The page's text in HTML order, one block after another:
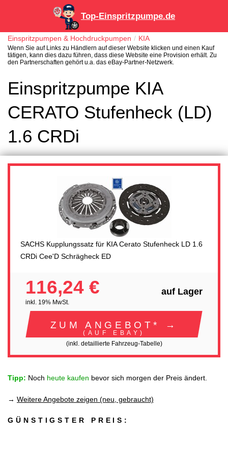
Top-Einspritzpumpe.de
Einspritzpumpen & Hochdruckpumpen KIA
Wenn Sie auf Links zu Händlern auf dieser Website klicken und einen Kauf
tätigen, kann dies dazu führen, dass diese Website eine Provision erhält. Zu
den Partnerschaften gehört u.a. das eBay-Partner-Netzwerk.
Einspritzpumpe KIA
CERATO Stufenheck (LD)
1.6 CRDi
SACHS Kupplungssatz für KIA Cerato Stufenheck LD 1.6
CRDi Cee'D Schrägheck ED
116,24 €
inkl. 19% MwSt.
auf Lager
ZUM ANGEBOT* →
(AUF EBAY)
(inkl. detaillierte Fahrzeug-Tabelle)
Tipp: Noch heute kaufen bevor sich morgen der Preis ändert.
→ Weitere Angebote zeigen (neu, gebraucht)
GÜNSTIGSTER PREIS: